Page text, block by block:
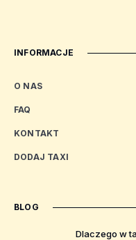
INFORMACJE
O NAS
FAQ
KONTAKT
DODAJ TAXI
BLOG
Dlaczego w